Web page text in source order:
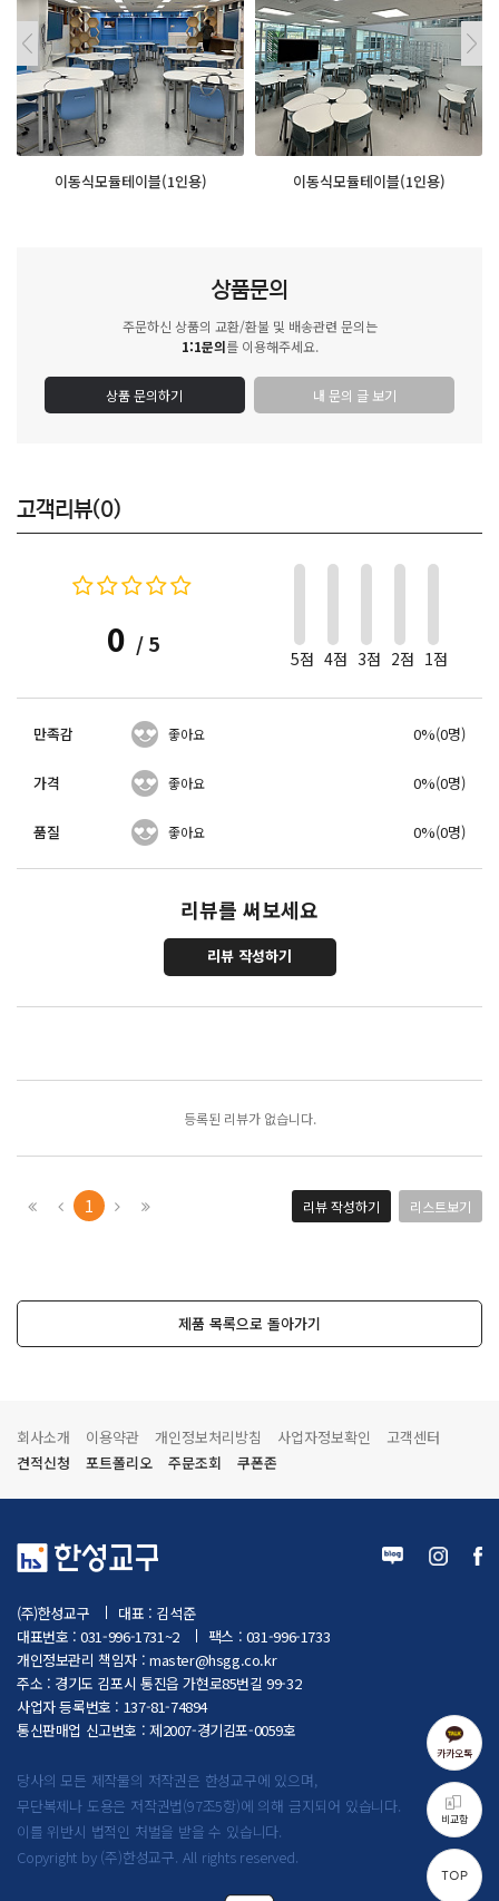
카카오톡
비교함
TOP
이동식모듈테이블(1인용) 이동식모듈테이블(1인용)
상품문의
주문하신 상품의 교환/환불 및 배송관련 문의는
1:1문의를 이용해주세요.
상품 문의하기 내 문의 글 보기
고객리뷰(0)
0 / 5
5점 4점 3점 2점 1점
만족감 좋아요 0%(0명)
가격 좋아요 0%(0명)
품질 좋아요 0%(0명)
리뷰를 써보세요
리뷰 작성하기
등록된 리뷰가 없습니다.
1 리뷰 작성하기 리스트보기
제품 목록으로 돌아가기
회사소개 이용약관 개인정보처리방침 사업자정보확인
고객센터
견적신청
포트폴리오 주문조회 쿠폰존
(주)한성교구
대표 : 김석준
대표번호 : 031-996-1731~2
팩스 : 031-996-1733
개인정보관리 책임자 : master@hsgg.co.kr
주소 : 경기도 김포시 통진읍 가현로85번길 99-32
사업자 등록번호 : 137-81-74894
통신판매업 신고번호 : 제2007-경기김포-0059호
당사의 모든 제작물의 저작권은 한성교구에 있으며,
무단복제나 도용은 저작권법(97조5항)에 의해 금지되어 있습니다.
이를 위반시 법적인 처벌을 받을 수 있습니다.
Copyright by (주)한성교구. All rights reserved.